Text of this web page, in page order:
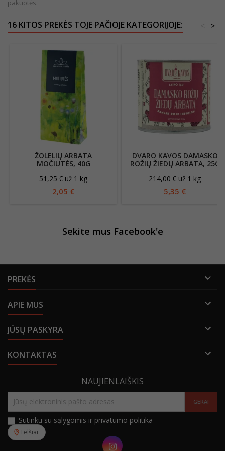
pakuotės.
16 KITOS PREKĖS TOJE PAČIOJE KATEGORIJOJE: >
ŽOLELIŲ ARBATA
MOČIUTĖS, 40G
51,25 € už 1 kg
2,05 €
DVARO KAVOS DAMASKO
ROŽIŲ ŽIEDŲ ARBATA, 25G
214,00 € už 1 kg
5,35 €
Sekite mus Facebook'e
PREKĖS 
APIE MUS 
JŪSŲ PASKYRA 
KONTAKTAS 
NAUJIENLAIŠKIS
Sutinku su sąlygomis ir privatumo politika
Instagram
Telšiai